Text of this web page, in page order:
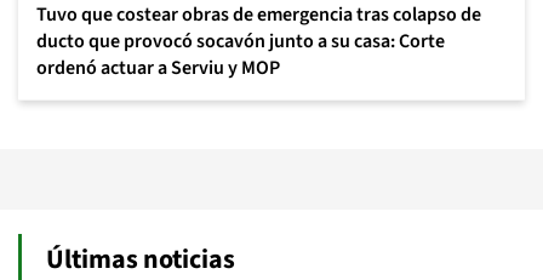
Tuvo que costear obras de emergencia tras colapso de
ducto que provocó socavón junto a su casa: Corte
ordenó actuar a Serviu y MOP
Últimas noticias